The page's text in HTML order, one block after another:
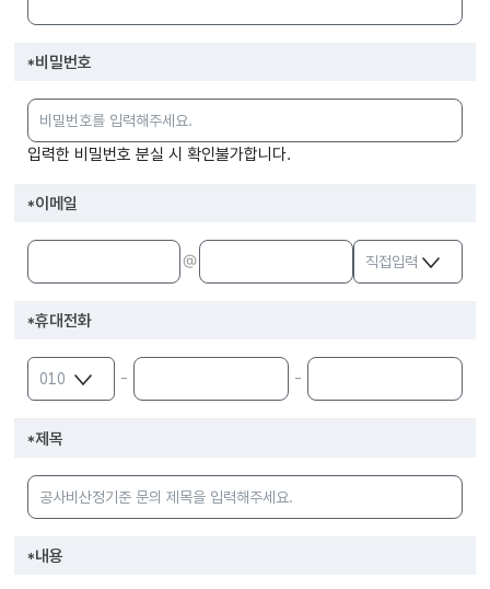
*비밀번호
입력한 비밀번호 분실 시 확인불가합니다.
*이메일
@
*휴대전화
- -
*제목
*내용